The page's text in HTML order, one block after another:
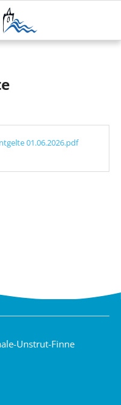
01.06.2026.pdf
Unstrut-Finne